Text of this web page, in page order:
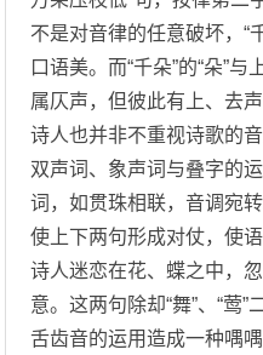
不是对音律的任意破坏，“
口语美。而“千朵”的“朵”与
属仄声，但彼此有上、去
诗人也并非不重视诗歌的
双声词、象声词与叠字的运
词，如贯珠相联，音调宛转
使上下两句形成对仗，使
诗人迷恋在花、蝶之中，
意。这两句除却“舞”、“莺
舌齿音的运用造成一种喁